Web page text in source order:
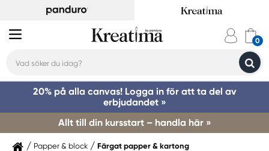
20% på alla canvas! Logga in för att ta del av
erbjudandet »
Allt till din kursstart – handla här »
Papper & block Färgat papper & kartong